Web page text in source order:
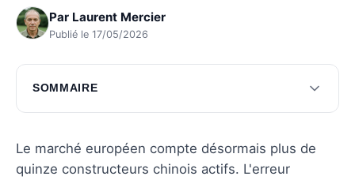
Par Laurent Mercier
Publié le 17/05/2026
SOMMAIRE
Les titans de l'automobile chinoise
Révolution technologique dans l'automobile
Le marché européen compte désormais plus de
quinze constructeurs chinois actifs. L'erreur